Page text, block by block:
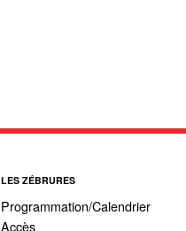
LES ZÉBRURES
Programmation/Calendrier
Accès